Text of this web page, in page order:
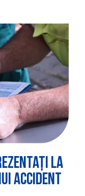
la
accident